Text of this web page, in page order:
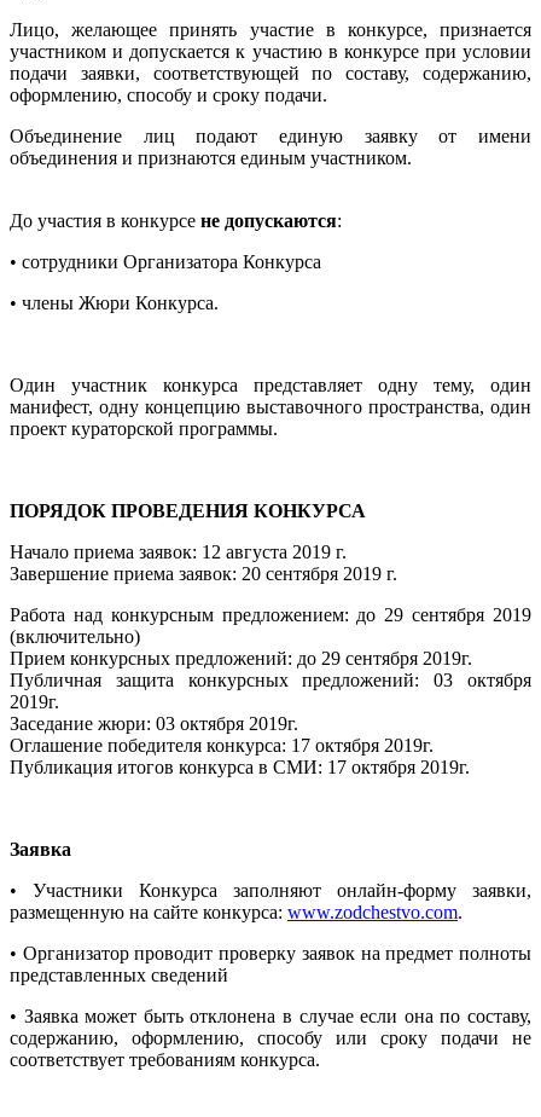
Лицо, желающее принять участие в конкурсе, признается
участником и допускается к участию в конкурсе при условии
подачи заявки, соответствующей по составу, содержанию,
оформлению, способу и сроку подачи.
Объединение лиц подают единую заявку от имени
объединения и признаются единым участником.
До участия в конкурсе не допускаются:
• сотрудники Организатора Конкурса
• члены Жюри Конкурса.
Один участник конкурса представляет одну тему, один
манифест, одну концепцию выставочного пространства, один
проект кураторской программы.
ПОРЯДОК ПРОВЕДЕНИЯ КОНКУРСА
Начало приема заявок: 12 августа 2019 г.
Завершение приема заявок: 20 сентября 2019 г.
Работа над конкурсным предложением: до 29 сентября 2019
(включительно)
Прием конкурсных предложений: до 29 сентября 2019г.
Публичная защита конкурсных предложений: 03 октября
2019г.
Заседание жюри: 03 октября 2019г.
Оглашение победителя конкурса: 17 октября 2019г.
Публикация итогов конкурса в СМИ: 17 октября 2019г.
Заявка
• Участники Конкурса заполняют онлайн-форму заявки,
размещенную на сайте конкурса: www.zodchestvo.com.
• Организатор проводит проверку заявок на предмет полноты
представленных сведений
• Заявка может быть отклонена в случае если она по составу,
содержанию, оформлению, способу или сроку подачи не
соответствует требованиям конкурса.